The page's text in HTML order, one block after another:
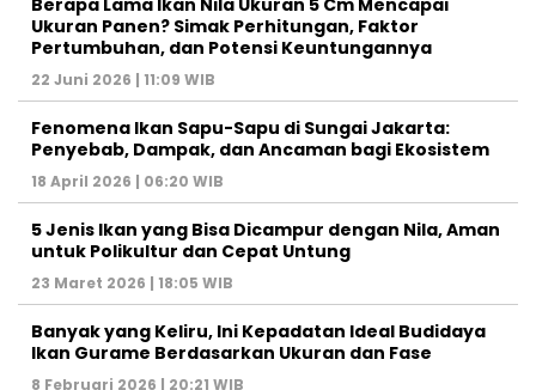
Ukuran Panen? Simak Perhitungan, Faktor
Pertumbuhan, dan Potensi Keuntungannya
22 Juni 2026 | 11:09 WIB
Fenomena Ikan Sapu-Sapu di Sungai Jakarta:
Penyebab, Dampak, dan Ancaman bagi Ekosistem
18 April 2026 | 06:20 WIB
5 Jenis Ikan yang Bisa Dicampur dengan Nila, Aman
untuk Polikultur dan Cepat Untung
23 Maret 2026 | 18:05 WIB
Banyak yang Keliru, Ini Kepadatan Ideal Budidaya
Ikan Gurame Berdasarkan Ukuran dan Fase
8 Februari 2026 | 20:21 WIB